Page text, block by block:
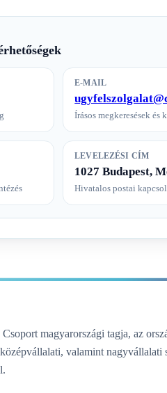
E-MAIL
Írásos megkeresések és
LEVELEZÉSI CÍM
1027 Budapest,
Hivatalos postai
magyarországi tagja, az
valamint nagyvállalati